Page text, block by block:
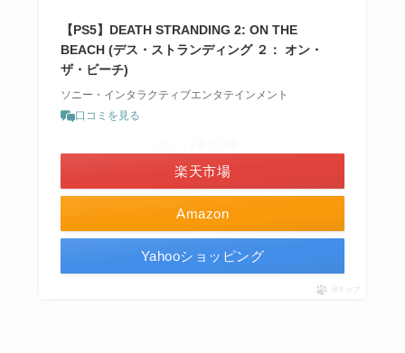
【PS5】DEATH STRANDING 2: ON THE
BEACH (デス・ストランディング ２： オン・
ザ・ビーチ)
ソニー・インタラクティブエンタテインメント
口コミを見る
Amazon
楽天市場
Yahooショッピング
ポチップ